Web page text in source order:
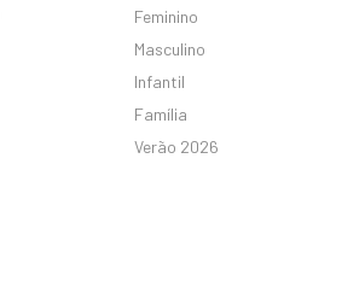
Feminino
Masculino
Infantil
Família
Verão 2026